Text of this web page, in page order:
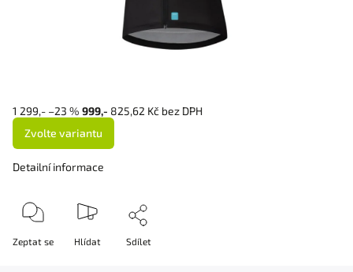
1 299,- –23 % 999,- 825,62 Kč bez DPH
Zvolte variantu
Detailní informace
Zeptat se Hlídat Sdílet